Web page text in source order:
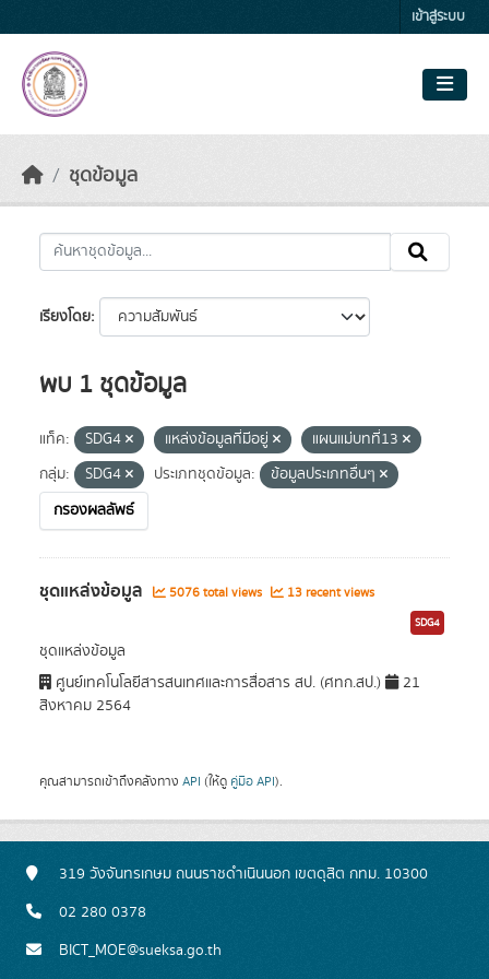
เข้าสู่ระบบ
ชุดข้อมูล
เรียงโดย
พบ 1 ชุดข้อมูล
แท็ค: SDG4 แหล่งข้อมูลที่มีอยู่
แผนแม่บทที่13
กลุ่ม:
SDG4 ประเภทชุดข้อมูล:
ข้อมูลประเภทอื่นๆ
กรองผลลัพธ์
ชุดแหล่งข้อมูล 5076 total views 13 recent views
SDG4
ชุดแหล่งข้อมูล
ศูนย์เทคโนโลยีสารสนเทศและการสื่อสาร สป. (ศทก.สป.)
21
สิงหาคม 2564
คุณสามารถเข้าถึงคลังทาง API (ให้ดู คู่มือ API).
319 วังจันทรเกษม ถนนราชดำเนินนอก เขตดุสิต กทม. 10300
02 280 0378
BICT_MOE@sueksa.go.th